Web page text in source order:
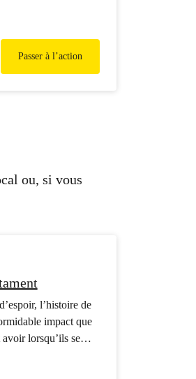
Passer à l’action
ou, si vous
l’histoire de
impact que
lorsqu’ils se